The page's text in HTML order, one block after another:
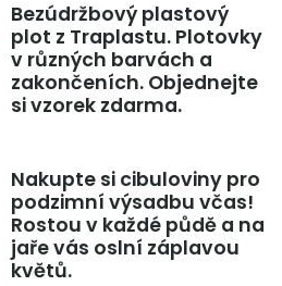
Bezúdržbový plastový
plot z Traplastu. Plotovky
v různých barvách a
zakončeních. Objednejte
si vzorek zdarma.
Nakupte si cibuloviny pro
podzimní výsadbu včas!
Rostou v každé půdě a na
jaře vás oslní záplavou
květů.